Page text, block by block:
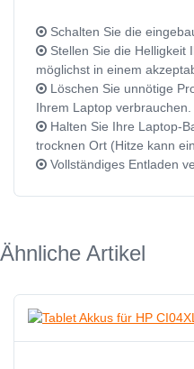
Schalten Sie die
Stellen Sie die Helligkeit
möglichst in einem
Löschen Sie unnötige
Ihrem Laptop verbrauchen.
Halten Sie Ihre Laptop-
trocknen Ort (Hitze kann
Vollständiges Entladen
Ähnliche Artikel